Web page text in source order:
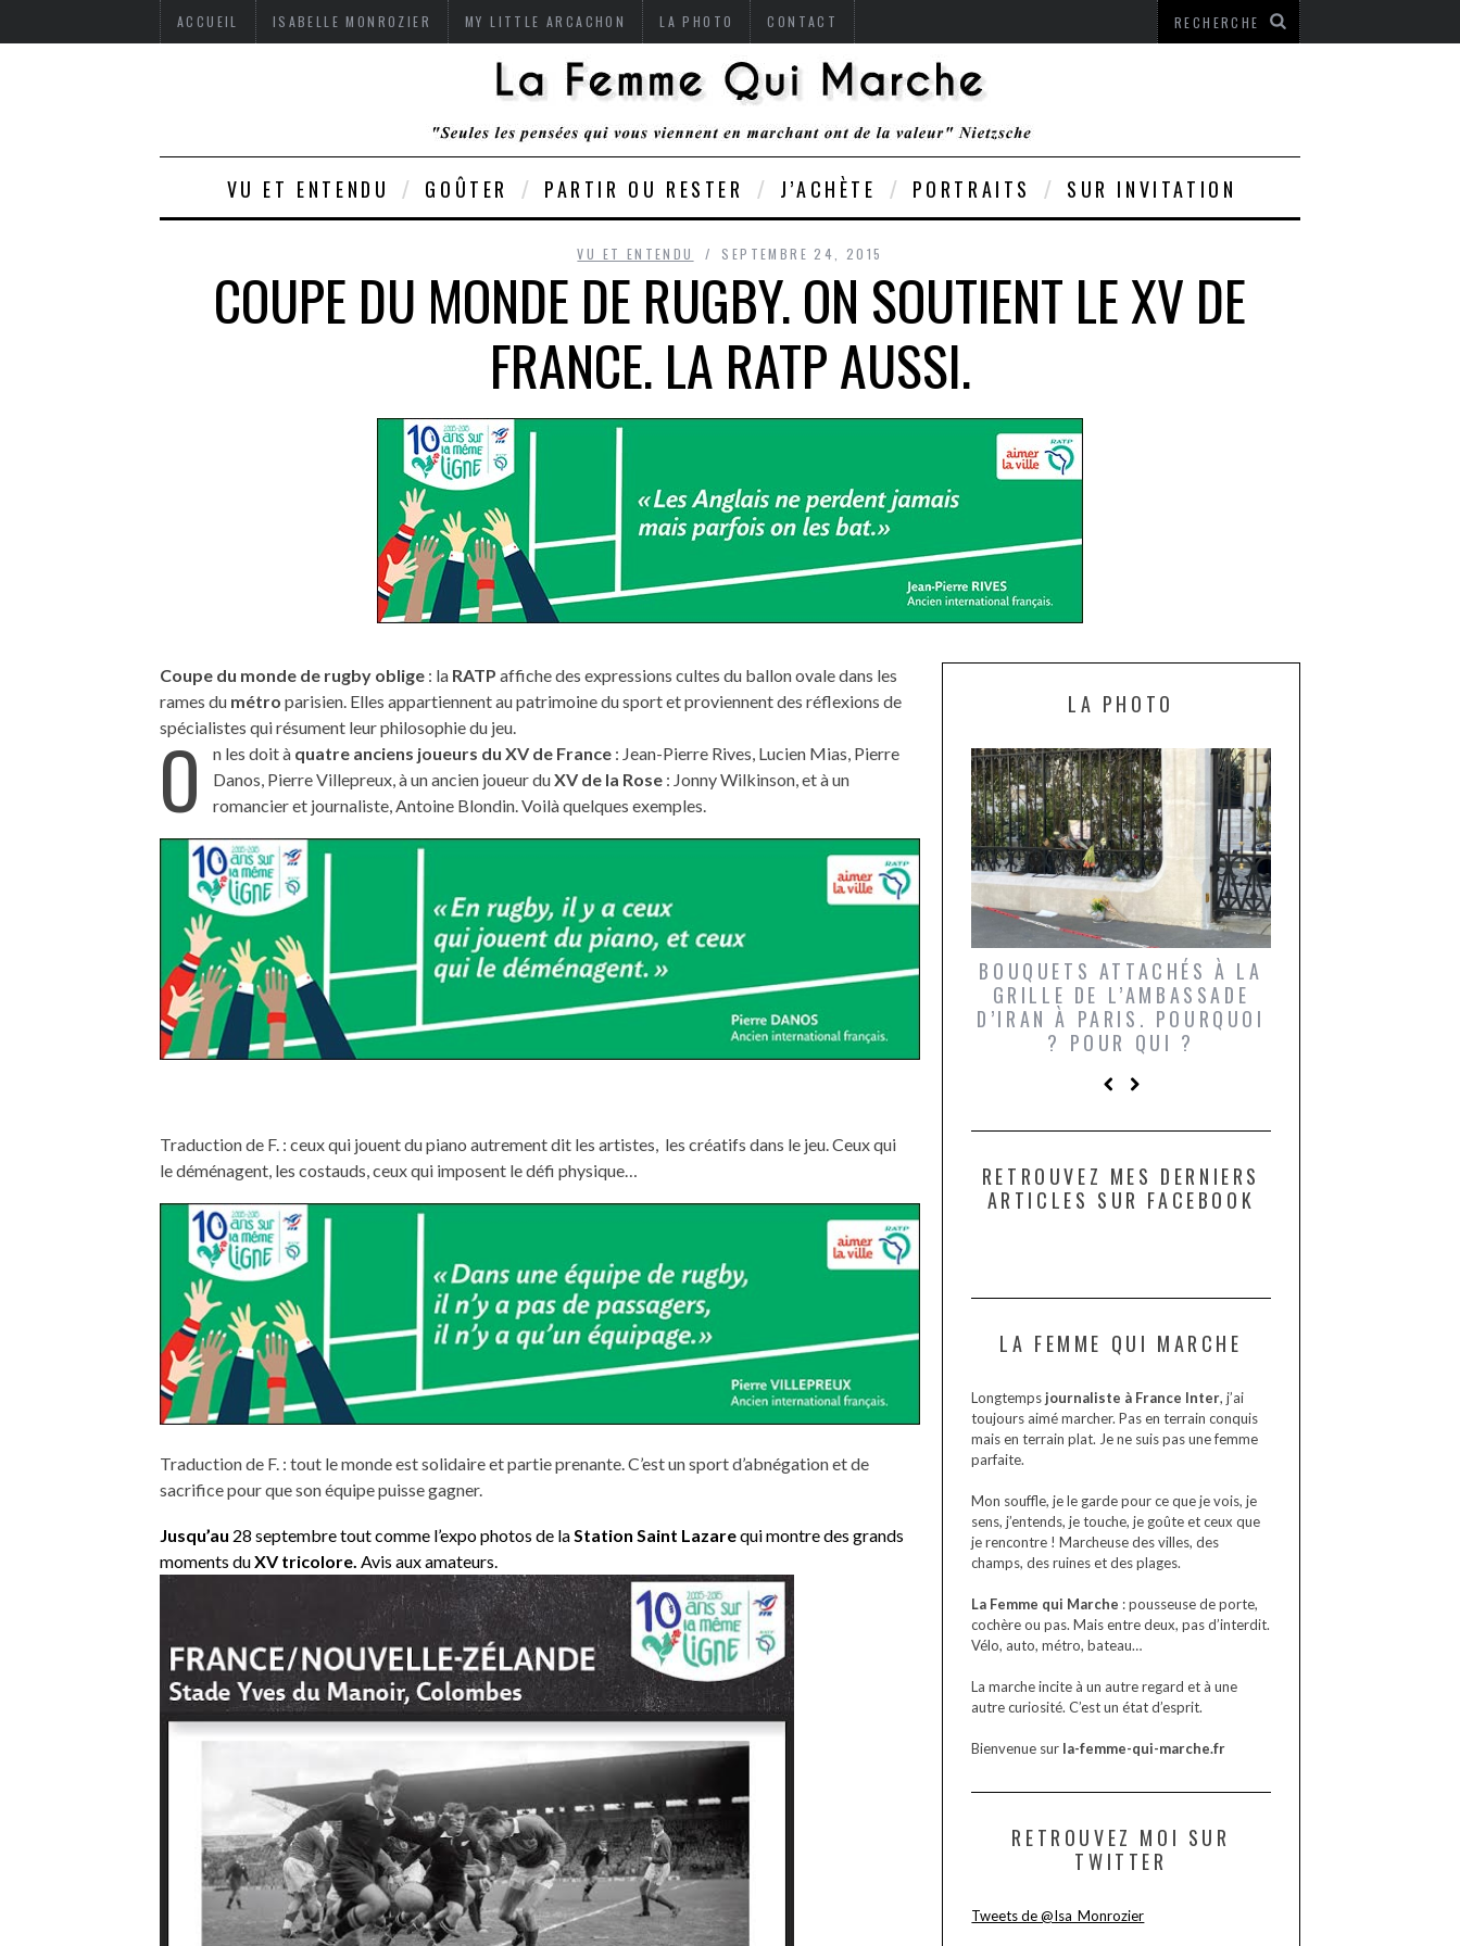
ACCUEIL ISABELLE MONROZIER MY LITTLE ARCACHON LA PHOTO CONTACT
VU ET ENTENDU GOÛTER PARTIR OU RESTER J’ACHÈTE PORTRAITS SUR INVITATION
VU ET ENTENDU SEPTEMBRE 24, 2015
COUPE DU MONDE DE RUGBY. ON SOUTIENT LE XV DE
FRANCE. LA RATP AUSSI.
Coupe du monde de rugby oblige : la RATP affiche des expressions cultes du ballon ovale dans les
rames du métro parisien. Elles appartiennent au patrimoine du sport et proviennent des réflexions de
spécialistes qui résument leur philosophie du jeu.
O n les doit à quatre anciens joueurs du XV de France : Jean-Pierre Rives, Lucien Mias, Pierre
Danos, Pierre Villepreux, à un ancien joueur duXV de la Rose : Jonny Wilkinson, et à un
romancier et journaliste, Antoine Blondin. Voilà quelques exemples.
Traduction de F. : ceux qui jouent du piano autrement dit les artistes, les créatifs dans le jeu. Ceux qui
le déménagent, les costauds, ceux qui imposent le défi physique…
Traduction de F. : tout le monde est solidaire et partie prenante. C’est un sport d’abnégation et de
sacrifice pour que son équipe puisse gagner.
Jusqu’au 28 septembre tout comme l’expo photos de laStation Saint Lazarequi montre des grands
moments duXV tricolore. Avis aux amateurs.
LA PHOTO
UNE MOUETTE SUR LA TÊTE
DE LA VIERGE À BIARRITZ.
BOUQUETS ATTACHÉS À LA
GRILLE DE L’AMBASSADE
D’IRAN À PARIS. POURQUOI
? POUR QUI ?
RETROUVEZ MES DERNIERS
ARTICLES SUR FACEBOOK
LA FEMME QUI MARCHE
Longtemps journaliste à France Inter, j’ai
toujours aimé marcher. Pas en terrain conquis
mais en terrain plat. Je ne suis pas une femme
parfaite.
Mon souffle, je le garde pour ce que je vois, je
sens, j’entends, je touche, je goûte et ceux que
je rencontre ! Marcheuse des villes, des
champs, des ruines et des plages.
La Femme qui Marche : pousseuse de porte,
cochère ou pas. Mais entre deux, pas d’interdit.
Vélo, auto, métro, bateau…
La marche incite à un autre regard et à une
autre curiosité. C’est un état d’esprit.
Bienvenue sur la-femme-qui-marche.fr
RETROUVEZ MOI SUR
TWITTER
Tweets de @Isa_Monrozier